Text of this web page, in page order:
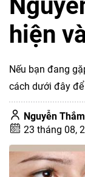
hiện
Nếu bạn đang
cách dưới đây
Nguyễn Thắm
23 tháng 08,